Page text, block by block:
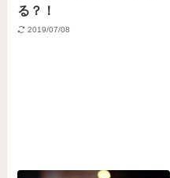
る？！
2019/07/08